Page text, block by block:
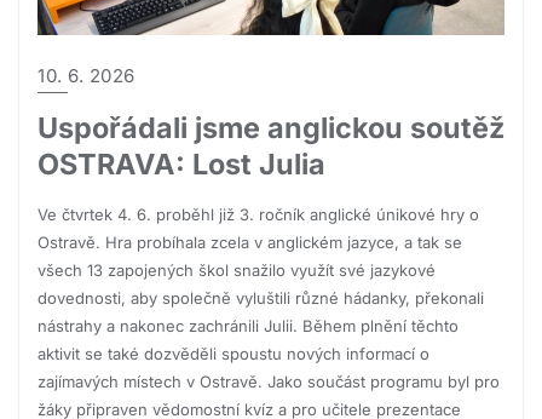
10. 6. 2026
Uspořádali jsme anglickou soutěž
OSTRAVA: Lost Julia
Ve čtvrtek 4. 6. proběhl již 3. ročník anglické únikové hry o
Ostravě. Hra probíhala zcela v anglickém jazyce, a tak se
všech 13 zapojených škol snažilo využít své jazykové
dovednosti, aby společně vyluštili různé hádanky, překonali
nástrahy a nakonec zachránili Julii. Během plnění těchto
aktivit se také dozvěděli spoustu nových informací o
zajímavých místech v Ostravě. Jako součást programu byl pro
žáky připraven vědomostní kvíz a pro učitele prezentace